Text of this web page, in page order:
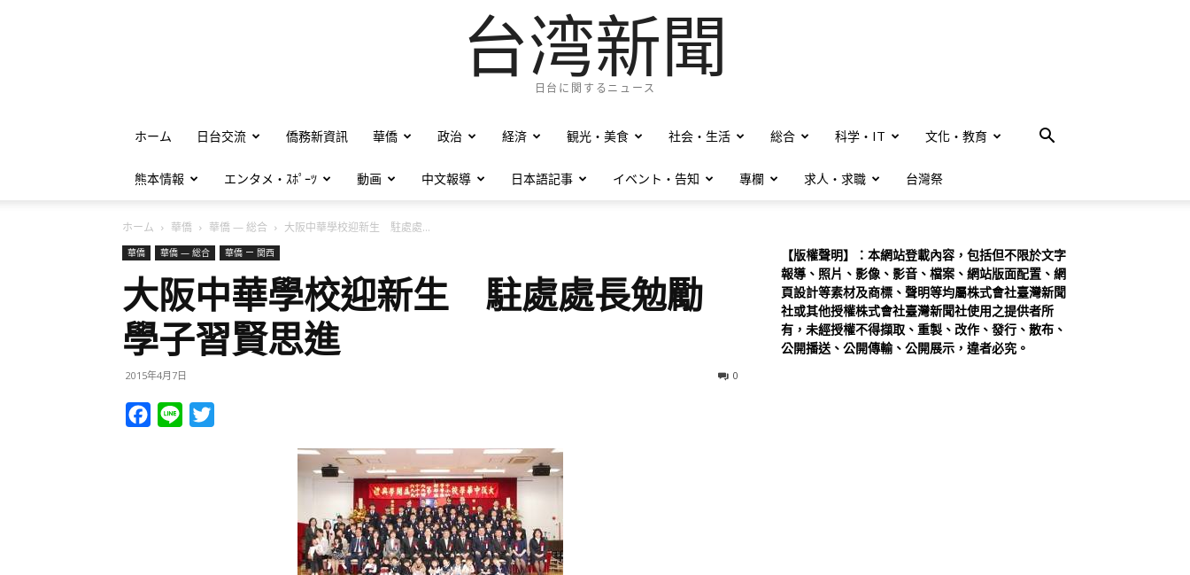
台湾新聞
日台に関するニュース
ホーム 日台交流 僑務新資訊 華僑 政治 経済 観光・美食 社会・生活 総合 科学・IT 文化・教育
熊本情報 エンタメ・ｽﾎﾟｰﾂ 動画 中文報導 日本語記事 イベント・告知 專欄 求人・求職 台灣祭
ホーム 華僑 華僑 — 総合 大阪中華學校迎新生 駐處處...
華僑 華僑 — 総合 華僑 ー 関西
大阪中華學校迎新生 駐處處長勉勵
學子習賢思進
2015年4月7日 0
Facebook
Line
【版權聲明】：本網站登載內容，包括但不限於文字
報導、照片、影像、影音、檔案、網站版面配置、網
頁設計等素材及商標、聲明等均屬株式會社臺灣新聞
社或其他授權株式會社臺灣新聞社使用之提供者所
有，未經授權不得擷取、重製、改作、發行、散布、
公開播送、公開傳輸、公開展示，違者必究。